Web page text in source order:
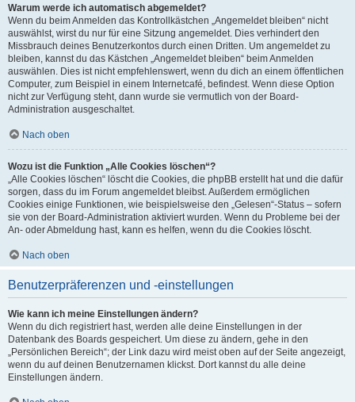
Warum werde ich automatisch abgemeldet?
Wenn du beim Anmelden das Kontrollkästchen „Angemeldet bleiben“ nicht
auswählst, wirst du nur für eine Sitzung angemeldet. Dies verhindert den
Missbrauch deines Benutzerkontos durch einen Dritten. Um angemeldet zu
bleiben, kannst du das Kästchen „Angemeldet bleiben“ beim Anmelden
auswählen. Dies ist nicht empfehlenswert, wenn du dich an einem öffentlichen
Computer, zum Beispiel in einem Internetcafé, befindest. Wenn diese Option
nicht zur Verfügung steht, dann wurde sie vermutlich von der Board-
Administration ausgeschaltet.
Nach oben
Wozu ist die Funktion „Alle Cookies löschen“?
„Alle Cookies löschen“ löscht die Cookies, die phpBB erstellt hat und die dafür
sorgen, dass du im Forum angemeldet bleibst. Außerdem ermöglichen
Cookies einige Funktionen, wie beispielsweise den „Gelesen“-Status – sofern
sie von der Board-Administration aktiviert wurden. Wenn du Probleme bei der
An- oder Abmeldung hast, kann es helfen, wenn du die Cookies löscht.
Nach oben
Benutzerpräferenzen und -einstellungen
Wie kann ich meine Einstellungen ändern?
Wenn du dich registriert hast, werden alle deine Einstellungen in der
Datenbank des Boards gespeichert. Um diese zu ändern, gehe in den
„Persönlichen Bereich“; der Link dazu wird meist oben auf der Seite angezeigt,
wenn du auf deinen Benutzernamen klickst. Dort kannst du alle deine
Einstellungen ändern.